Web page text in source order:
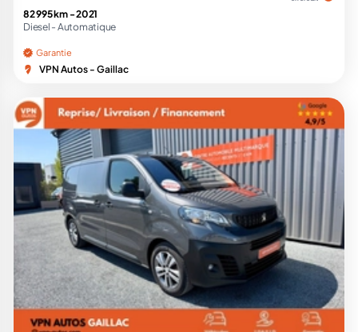
82 995 km -2021
Diesel - Automatique
Garantie
VPN Autos - Gaillac